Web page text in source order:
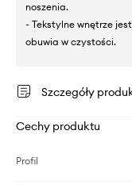
noszenia.
- Tekstylne wnętrze
obuwia w czystości.
Szczegóły
Cechy produktu
Profil